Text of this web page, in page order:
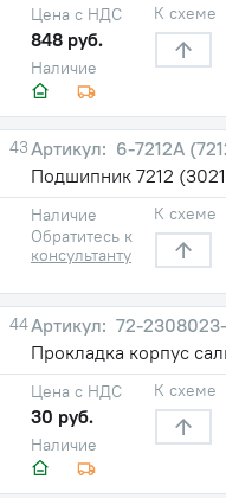
Наличие
Цена с НДС
848 руб.
К схеме
43
6-7212А
Подшипник 7212
Наличие
Обратитесь к
консультанту
К схеме
44
72-
Прокладка корпус
Наличие
Цена с НДС
30 руб.
К схеме